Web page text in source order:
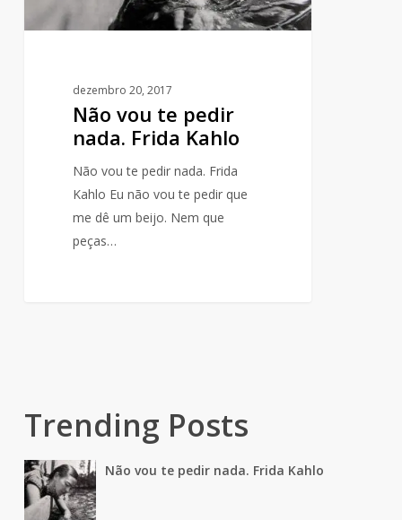
dezembro 20, 2017
Não vou te pedir
nada. Frida Kahlo
Não vou te pedir nada. Frida
Kahlo Eu não vou te pedir que
me dê um beijo. Nem que
peças…
Trending Posts
Não vou te pedir nada. Frida Kahlo